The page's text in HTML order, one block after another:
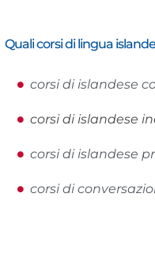
Quali corsi di lingua
corsi di islandese
corsi di islandese
corsi di islandese
corsi di